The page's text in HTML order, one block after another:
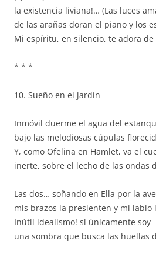
la existencia liviana!… (Las luces
de las arañas doran el piano y los
Mi espíritu, en silencio, te adora
* * *
10. Sueño en el jardín
Inmóvil duerme el agua del
bajo las melodiosas cúpulas
Y, como Ofelina en Hamlet, va el
inerte, sobre el lecho de las ondas
Las dos… soñando en Ella por la
mis brazos la presienten y mi labio
Inútil idealismo! si únicamente soy
una sombra que busca las huellas